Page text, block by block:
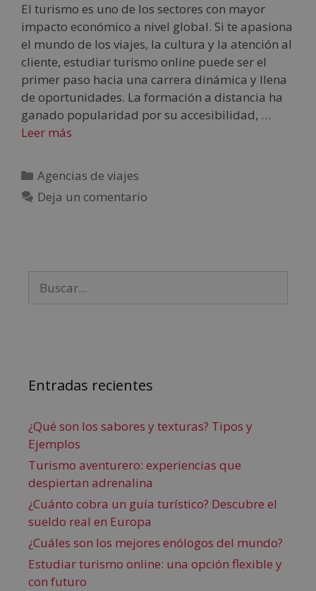
El turismo es uno de los sectores con mayor
impacto económico a nivel global. Si te apasiona
el mundo de los viajes, la cultura y la atención al
cliente, estudiar turismo online puede ser el
primer paso hacia una carrera dinámica y llena
de oportunidades. La formación a distancia ha
ganado popularidad por su accesibilidad, …
Leer más
Agencias de viajes
Deja un comentario
Entradas recientes
¿Qué son los sabores y texturas? Tipos y
Ejemplos
Turismo aventurero: experiencias que
despiertan adrenalina
¿Cuánto cobra un guía turístico? Descubre el
sueldo real en Europa
¿Cuáles son los mejores enólogos del mundo?
Estudiar turismo online: una opción flexible y
con futuro